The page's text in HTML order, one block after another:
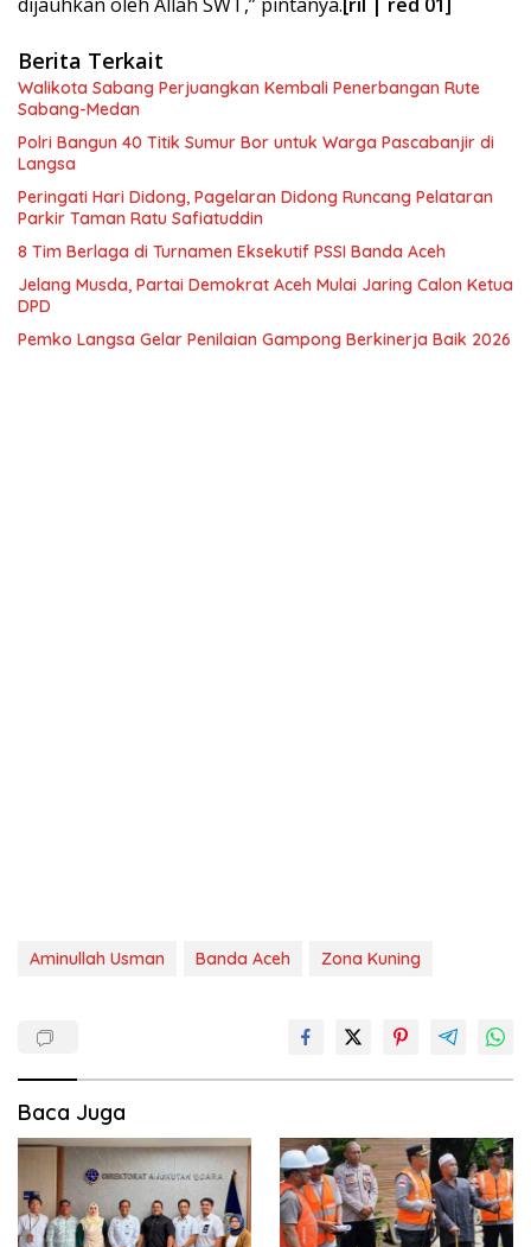
Berita Terkait
Walikota Sabang Perjuangkan Kembali Penerbangan Rute
Sabang-Medan
Polri Bangun 40 Titik Sumur Bor untuk Warga Pascabanjir di
Langsa
Peringati Hari Didong, Pagelaran Didong Runcang Pelataran
Parkir Taman Ratu Safiatuddin
8 Tim Berlaga di Turnamen Eksekutif PSSI Banda Aceh
Jelang Musda, Partai Demokrat Aceh Mulai Jaring Calon Ketua
DPD
Pemko Langsa Gelar Penilaian Gampong Berkinerja Baik 2026
Aminullah Usman Banda Aceh Zona Kuning
Baca Juga